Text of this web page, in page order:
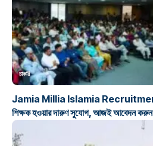
চাকরি
Jamia Millia Islamia Recruitment
শিক্ষক হওয়ার দারুণ সুযোগ, আজই আবেদন